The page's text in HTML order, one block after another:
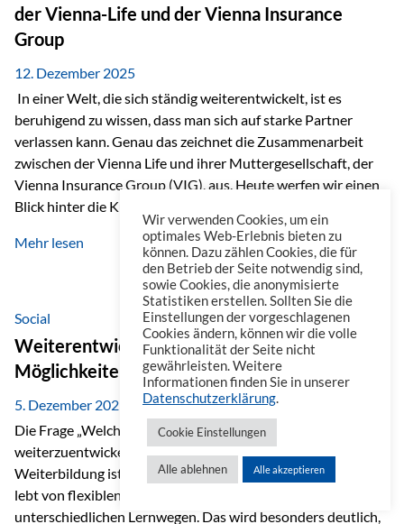
der Vienna-Life und der Vienna Insurance
Group
12. Dezember 2025
In einer Welt, die sich ständig weiterentwickelt, ist es
beruhigend zu wissen, dass man sich auf starke Partner
verlassen kann. Genau das zeichnet die Zusammenarbeit
zwischen der Vienna Life und ihrer Muttergesellschaft, der
Vienna Insurance Group (VIG), aus. Heute werfen wir einen
Blick hinter die Kulissen auf eine Unternehmensgruppe mit
beeindruckender Geschichte, gewachsenem Know-how und
einem stabilen Fundament. Ein starkes Netzwerk in ganz
Europa Die Vienna Insurance Group ist die führende
Versicherungsgruppe in Zentral- und Osteuropa. Mit über
50 Versicherungsgesellschaften in insgesamt 30 Ländern
verbindet sie regionale Stärke mit internationaler
Kompetenz.
Mehr lesen
Social
Weiterentwicklung im Berufsalltag: Welche
Möglichkeiten es gibt
5. Dezember 2025
Die Frage „Welche Möglichkeiten gibt es, sich
weiterzuentwickeln?“ lässt sich heute vielseitig beantworten.
Weiterbildung ist längst kein starrer Prozess mehr, sondern
lebt von flexiblen Formaten, individuellen Bedürfnissen und
unterschiedlichen Lernwegen. Das wird besonders deutlich,
Wir verwenden Cookies, um ein
optimales Web-Erlebnis bieten zu
können. Dazu zählen Cookies, die für
den Betrieb der Seite notwendig sind,
sowie Cookies, die anonymisierte
Statistiken erstellen. Sollten Sie die
Einstellungen der vorgeschlagenen
Cookies ändern, können wir die volle
Funktionalität der Seite nicht
gewährleisten. Weitere
Informationen finden Sie in unserer
Datenschutzerklärung.
Cookie Einstellungen
Alle ablehnen Alle akzeptieren